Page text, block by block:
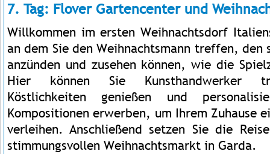
7. Tag: Flover Gartencenter und
Willkommen im ersten Weihnachtsdorf
an dem Sie den Weihnachtsmann treffen, den
anzünden und zusehen können, wie die
Hier können Sie Kunsthandwerker
Köstlichkeiten genießen und
Kompositionen erwerben, um Ihrem Zuhause
verleihen. Anschließend setzen Sie die
stimmungsvollen Weihnachtsmarkt in Garda.